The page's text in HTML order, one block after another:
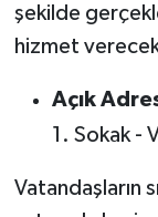
şekilde
hizmet
Açık
1. Sokak -
Vatandaşların